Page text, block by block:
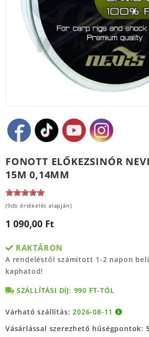
FONOTT ELŐKEZSINÓR
15M 0,14MM
(9db értékelés alapján)
1 090,00 Ft
RAKTÁRON
A rendeléstől számított 1-2 napon
kaphatod!
SZÁLLÍTÁSI DÍJ: 990 FT-TÓL
Várható szállítás:2026-08-11
Vásárlással szerezhető hűségpontok: